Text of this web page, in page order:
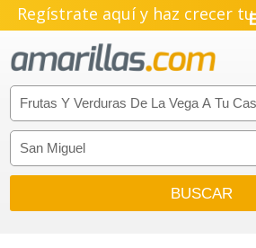
Regístrate aquí y haz crecer tu